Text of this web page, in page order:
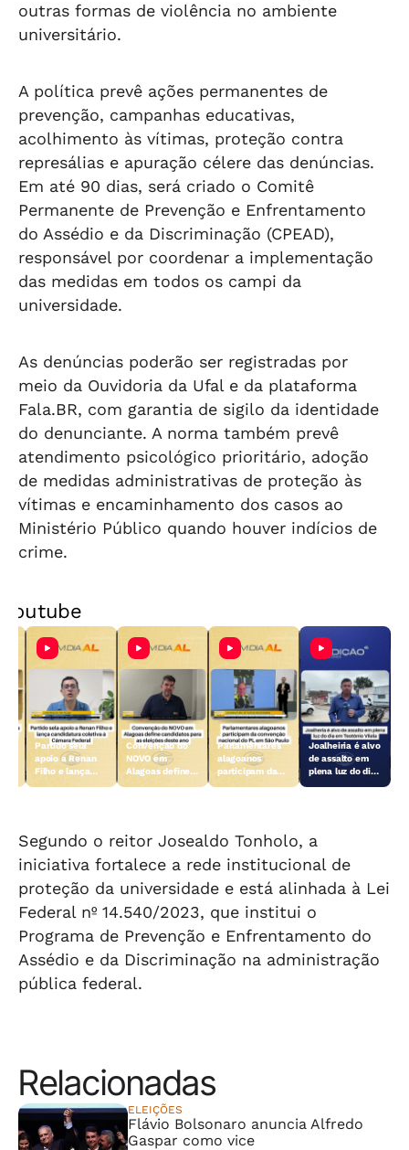
outras formas de violência no ambiente
universitário.
A política prevê ações permanentes de
prevenção, campanhas educativas,
acolhimento às vítimas, proteção contra
represálias e apuração célere das denúncias.
Em até 90 dias, será criado o Comitê
Permanente de Prevenção e Enfrentamento
do Assédio e da Discriminação (CPEAD),
responsável por coordenar a implementação
das medidas em todos os campi da
universidade.
As denúncias poderão ser registradas por
meio da Ouvidoria da Ufal e da plataforma
Fala.BR, com garantia de sigilo da identidade
do denunciante. A norma também prevê
atendimento psicológico prioritário, adoção
de medidas administrativas de proteção às
vítimas e encaminhamento dos casos ao
Ministério Público quando houver indícios de
crime.
Partido sela
apoio a Renan
Filho e lança
Convenção do
NOVO em
Alagoas define
Parlamentares
alagoanos
participam da
Joalheiria é alvo
de assalto em
plena luz do dia
Segundo o reitor Josealdo Tonholo, a
iniciativa fortalece a rede institucional de
proteção da universidade e está alinhada à Lei
Federal nº 14.540/2023, que institui o
Programa de Prevenção e Enfrentamento do
Assédio e da Discriminação na administração
pública federal.
Relacionadas
ELEIÇÕES
Flávio Bolsonaro anuncia Alfredo
Gaspar como vice